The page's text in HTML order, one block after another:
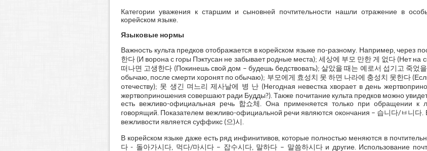
Категории уважения к старшим и сыновней почтительности нашли отражение в
корейском языке.
Языковые нормы
Важность культа предков отображается в корейском языке по-разному. Например, через
한다 (И ворона с горы Пэктусан не забывает родные места); 세상에 부모 만한 게 없다 (Нет на
떠나면 고생한다 (Покинешь свой дом – будешь бедствовать); 살았을 때는 예로서 섭기고 죽었
обычаю, после смерти хоронят по обычаю); 부모에게 효성치 못 하면 나라에 충성치 못한다
отечеству); 못 생긴 며느리 제사날에 병 난 (Негодная невестка хворает в день
жертвоприношения совершают ради Будды?). Также почитание культа предков можно
есть вежливо-официальная речь 합쇼체. Она применяется только при обращении к
говорящий. Показателем вежливо-официальной речи являются окончания – 습니다/ㅂ니
вежливости является суффикс (으)시.
В корейском языке даже есть ряд инфинитивов, которые полностью меняются в
다 - 돌아가시다, 먹다/마시다 – 잡수시다, 말하다 – 말씀하시다 и другие. Использование